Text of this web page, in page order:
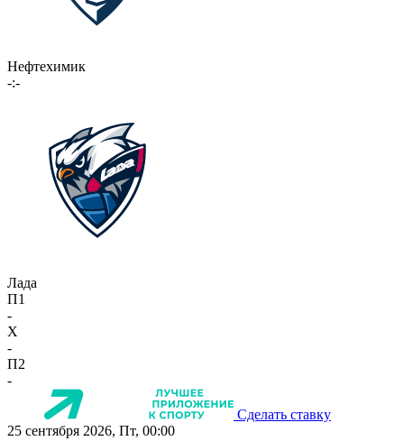
Нефтехимик
-:-
Лада
П1
-
X
-
П2
-
Сделать ставку
25 сентября 2026, Пт, 00:00